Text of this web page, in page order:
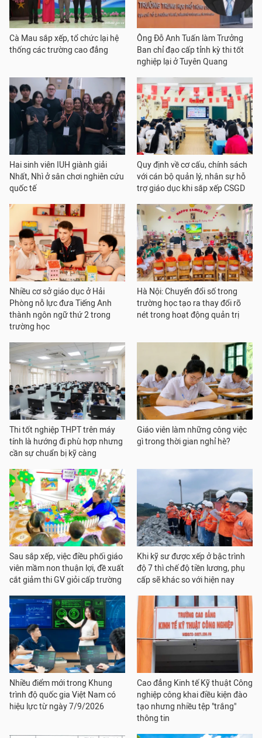
Cà Mau sắp xếp, tổ chức lại hệ
thống các trường cao đẳng
Ông Đỗ Anh Tuấn làm Trưởng
Ban chỉ đạo cấp tỉnh kỳ thi tốt
nghiệp lại ở Tuyên Quang
Hai sinh viên IUH giành giải
Nhất, Nhì ở sân chơi nghiên cứu
quốc tế
Quy định về cơ cấu, chính sách
với cán bộ quản lý, nhân sự hỗ
trợ giáo dục khi sắp xếp CSGD
Nhiều cơ sở giáo dục ở Hải
Phòng nỗ lực đưa Tiếng Anh
thành ngôn ngữ thứ 2 trong
trường học
Hà Nội: Chuyển đổi số trong
trường học tạo ra thay đổi rõ
nét trong hoạt động quản trị
Thi tốt nghiệp THPT trên máy
tính là hướng đi phù hợp nhưng
cần sự chuẩn bị kỹ càng
Giáo viên làm những công việc
gì trong thời gian nghỉ hè?
Sau sắp xếp, việc điều phối giáo
viên mầm non thuận lợi, đề xuất
cắt giảm thi GV giỏi cấp trường
Khi kỹ sư được xếp ở bậc trình
độ 7 thì chế độ tiền lương, phụ
cấp sẽ khác so với hiện nay
Nhiều điểm mới trong Khung
trình độ quốc gia Việt Nam có
hiệu lực từ ngày 7/9/2026
Cao đẳng Kinh tế Kỹ thuật Công
nghiệp công khai điều kiện đào
tạo nhưng nhiều tệp "trắng"
thông tin